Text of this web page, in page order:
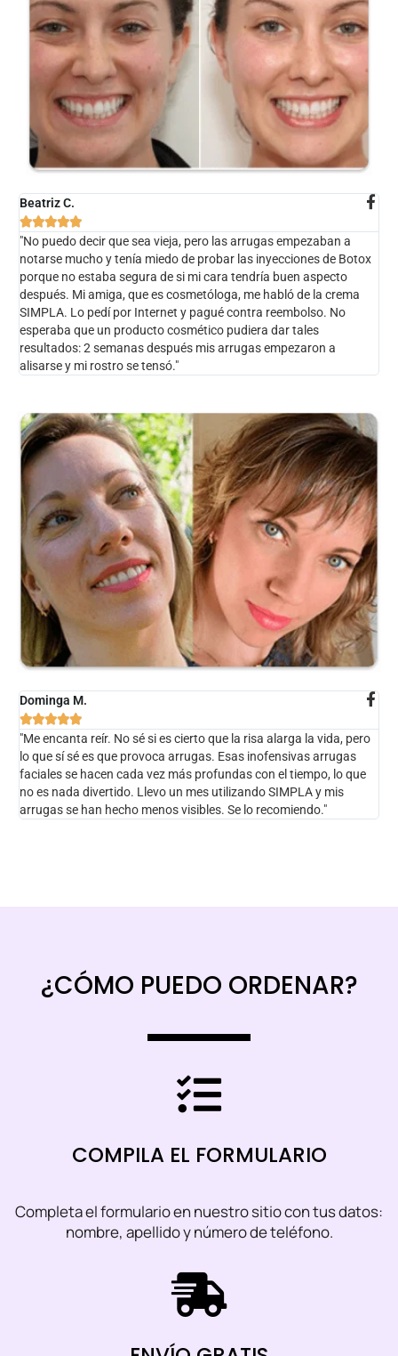
Beatriz C.

"No puedo decir que sea vieja, pero las arrugas empezaban a
notarse mucho y tenía miedo de probar las inyecciones de Botox
porque no estaba segura de si mi cara tendría buen aspecto
después. Mi amiga, que es cosmetóloga, me habló de la crema
SIMPLA. Lo pedí por Internet y pagué contra reembolso. No
esperaba que un producto cosmético pudiera dar tales
resultados: 2 semanas después mis arrugas empezaron a
alisarse y mi rostro se tensó."
Dominga M.

"Me encanta reír. No sé si es cierto que la risa alarga la vida, pero
lo que sí sé es que provoca arrugas. Esas inofensivas arrugas
faciales se hacen cada vez más profundas con el tiempo, lo que
no es nada divertido. Llevo un mes utilizando SIMPLA y mis
arrugas se han hecho menos visibles. Se lo recomiendo."
¿CÓMO PUEDO ORDENAR?
COMPILA EL FORMULARIO
Completa el formulario en nuestro sitio con tus datos:
nombre, apellido y número de teléfono.